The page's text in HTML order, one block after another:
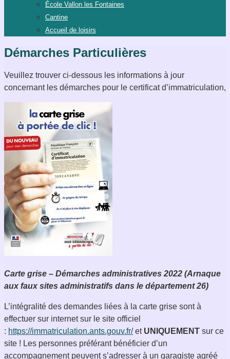
École Vallon les Fontaines
Cantine
Accueil de loisirs
Démarches Particulières
Veuillez trouver ci-dessous les informations à jour
concernant les démarches pour le certificat d’immatriculation,
Carte grise – Démarches administratives 2022 (Arnaque
aux faux sites administratifs dans le département 26)
L’intégralité des demandes liées à la carte grise sont à
effectuer sur internet sur le site officiel
: https://immatriculation.ants.gouv.fr/et UNIQUEMENT sur ce
site ! Les personnes préférant bénéficier d’un
accompagnement peuvent s’adresser à un garagiste agréé